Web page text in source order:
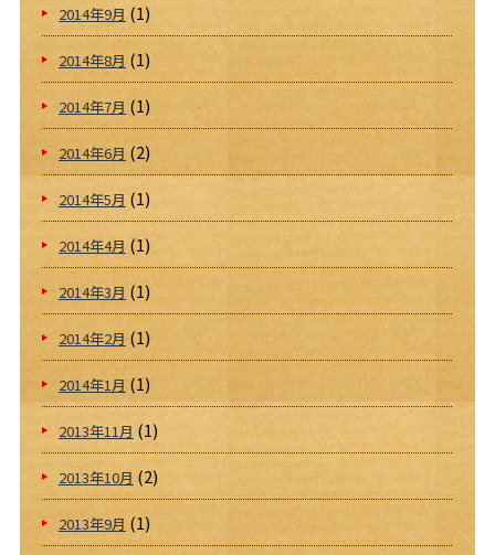
2014年9月 (1)
2014年8月(1)
2014年7月(1)
2014年6月 (2)
2014年5月(1)
2014年4月 (1)
2014年3月(1)
2014年2月(1)
2014年1月 (1)
2013年11月 (1)
2013年10月 (2)
2013年9月(1)